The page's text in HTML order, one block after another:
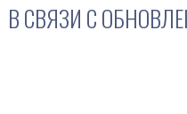
В СВЯЗИ С